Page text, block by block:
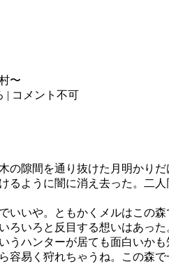
〜
| コメント不可
隙間を通り抜けた月明かり
るように闇に消え去った。二
いいや。ともかくメルはこの
いろと反目する想いはあっ
うハンターが居ても面白いかも
容易く狩れちゃうね。この森